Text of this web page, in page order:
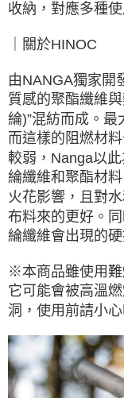
收納，對應多種使
｜關於HINOC
由NANGA獨家開
質感的聚酯纖維
綸)”混紡而成。最
而這樣的阻燃材
較弱，Nanga以
綸纖維和聚酯材
火花影響，且對
布料來的更好。
綸纖維會出現的硬
※本商品雖使用難
它可能會被高溫
洞，使用前請小